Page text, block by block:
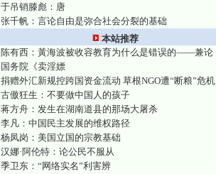
于吊销滕彪：唐
张千帆：言论自由是弥合社会分裂的基础
本站推荐
陈有西：黃海波被收容教育为什么是错误的——兼论
国务院《卖淫嫖
捐赠外汇新规控跨国资金流动 草根NGO遭“断粮”危机
古傲狂生：不要做中国人的孩子
蒋方舟：发生在湖南道县的那场大屠杀
李凡：中国民主发展的维权路径
杨凤岗：美国立国的宗教基础
汉娜·阿伦特：论公民不服从
季卫东：“网络实名”利害辨